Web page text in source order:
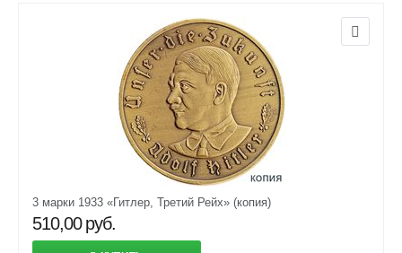
3 марки 1933 «Гитлер, Третий Рейх» (копия)
510,00 руб.